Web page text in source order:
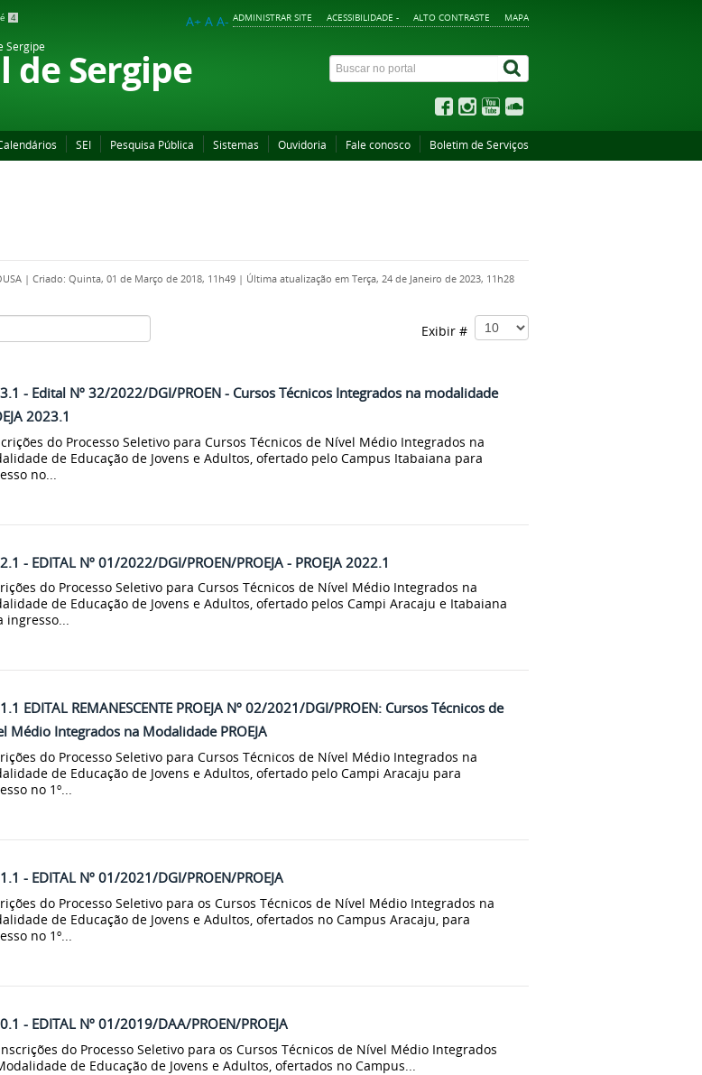
4 ADMINISTRAR SITE ACESSIBILIDADE - ALTO CONTRASTE MAPA
A+ A A-
Sergipe Sergipe
SEI Pesquisa Pública Sistemas Ouvidoria Fale conosco Boletim de Serviços
| Criado: Quinta, 01 de Março de 2018, 11h49 | Última atualização em Terça, 24 de Janeiro de 2023, 11h28
Exibir #
- Edital Nº 32/2022/DGI/PROEN - Cursos Técnicos Integrados na modalidade
2023.1
do Processo Seletivo para Cursos Técnicos de Nível Médio Integrados na
de Educação de Jovens e Adultos, ofertado pelo Campus Itabaiana para
no...
- EDITAL Nº 01/2022/DGI/PROEN/PROEJA - PROEJA 2022.1
do Processo Seletivo para Cursos Técnicos de Nível Médio Integrados na
de Educação de Jovens e Adultos, ofertado pelos Campi Aracaju e Itabaiana
ingresso...
EDITAL REMANESCENTE PROEJA Nº 02/2021/DGI/PROEN: Cursos Técnicos de
Médio Integrados na Modalidade PROEJA
do Processo Seletivo para Cursos Técnicos de Nível Médio Integrados na
de Educação de Jovens e Adultos, ofertado pelo Campi Aracaju para
no 1º...
- EDITAL Nº 01/2021/DGI/PROEN/PROEJA
do Processo Seletivo para os Cursos Técnicos de Nível Médio Integrados na
de Educação de Jovens e Adultos, ofertados no Campus Aracaju, para
no 1º...
- EDITAL Nº 01/2019/DAA/PROEN/PROEJA
do Processo Seletivo para os Cursos Técnicos de Nível Médio Integrados
de Educação de Jovens e Adultos, ofertados no Campus...